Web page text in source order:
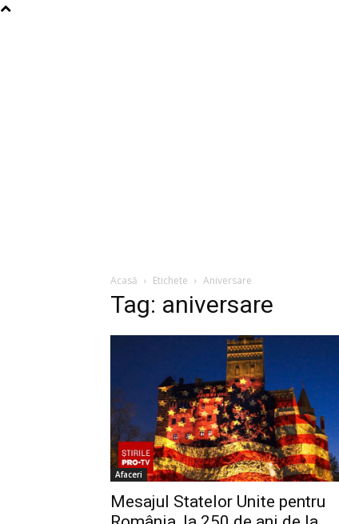
Acasă Etichete Aniversare
Tag: aniversare
Afaceri
Mesajul Statelor Unite pentru